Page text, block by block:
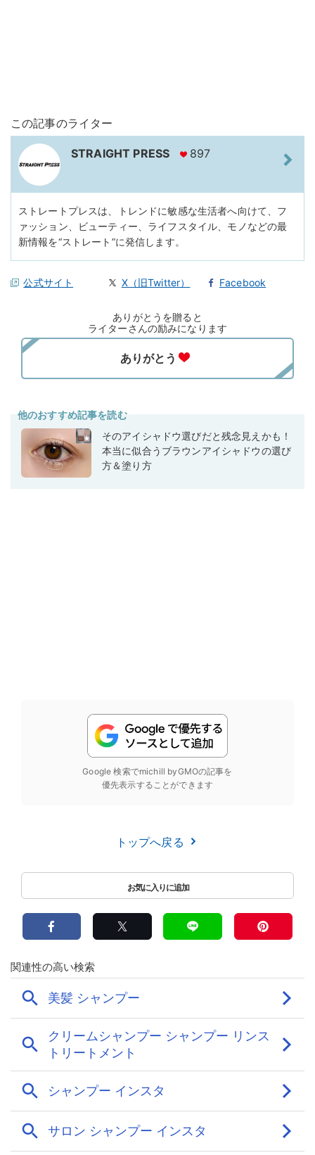
この記事のライター
STRAIGHT PRESS 897
ストレートプレスは、トレンドに敏感な生活者へ向けて、フ
ァッション、ビューティー、ライフスタイル、モノなどの最
新情報を“ストレート”に発信します。
公式サイト X（旧Twitter） Facebook
ありがとうを贈ると
ライターさんの励みになります
他のおすすめ記事を読む
そのアイシャドウ選びだと残念見えかも！
本当に似合うブラウンアイシャドウの選び
方＆塗り方
Google 検索でmichill byGMOの記事を
優先表示することができます
トップへ戻る